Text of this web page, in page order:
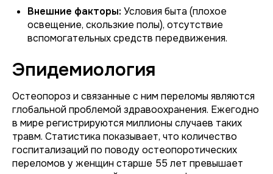
Внешние факторы: Условия быта (плохое
освещение, скользкие полы), отсутствие
вспомогательных средств передвижения.
Эпидемиология
Остеопороз и связанные с ним переломы являются
глобальной проблемой здравоохранения. Ежегодно
в мире регистрируются миллионы случаев таких
травм. Статистика показывает, что количество
госпитализаций по поводу остеопоротических
переломов у женщин старше 55 лет превышает